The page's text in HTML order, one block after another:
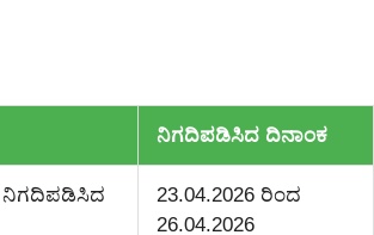
ನಿಗದಿಪಡಿಸಿದ ದಿನಾಂಕ
ನಿಗದಿಪಡಿಸಿದ
23.04.2026 ರಿಂದ
26.04.2026